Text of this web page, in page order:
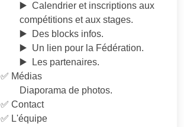
▶️ Calendrier et inscriptions aux
compétitions et aux stages.
▶️ Des blocks infos.
▶️ Un lien pour la Fédération.
▶️ Les partenaires.
✅ Médias
Diaporama de photos.
✅ Contact
✅ L'équipe